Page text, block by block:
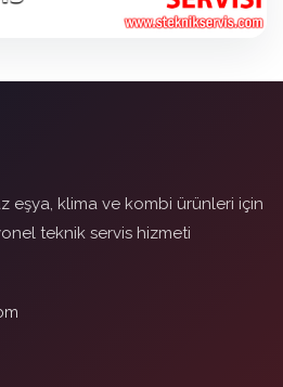
eşya, klima ve kombi ürünleri için
teknik servis hizmeti